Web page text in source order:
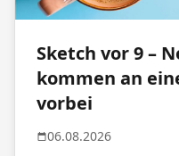
Sketch vor 9 –
kommen an
vorbei
06.08.2026